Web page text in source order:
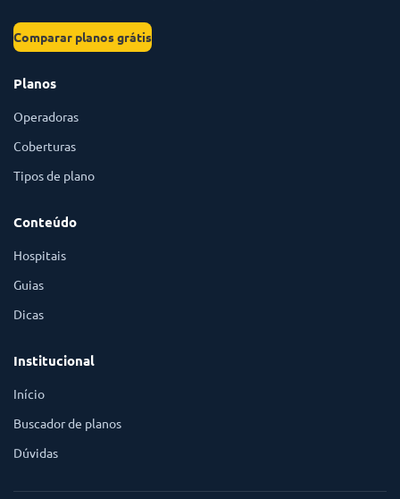
Comparar planos grátis
Planos
Operadoras
Coberturas
Tipos de plano
Conteúdo
Hospitais
Guias
Dicas
Institucional
Início
Buscador de planos
Dúvidas